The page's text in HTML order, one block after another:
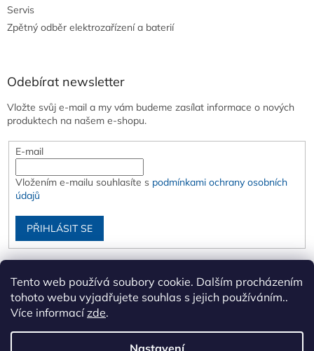
Tento web používá soubory cookie. Dalším procházením
tohoto webu vyjadřujete souhlas s jejich používáním..
Více informacízde.
Nastavení
Servis
Zpětný odběr elektrozařízení a baterií
Odebírat newsletter
Vložte svůj e-mail a my vám budeme zasílat informace o nových
produktech na našem e-shopu.
E-mail
Vložením e-mailu souhlasíte s podmínkami ochrany osobních
údajů
PŘIHLÁSIT SE